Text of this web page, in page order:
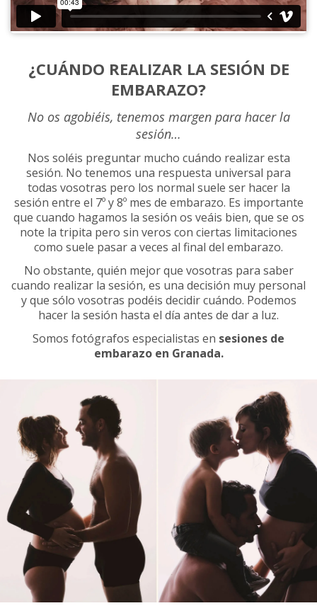
¿CUÁNDO REALIZAR LA SESIÓN DE
EMBARAZO?
No os agobiéis, tenemos margen para hacer la
sesión…
Nos soléis preguntar mucho cuándo realizar esta
sesión. No tenemos una respuesta universal para
todas vosotras pero los normal suele ser hacer la
sesión entre el 7º y 8º mes de embarazo. Es importante
que cuando hagamos la sesión os veáis bien, que se os
note la tripita pero sin veros con ciertas limitaciones
como suele pasar a veces al final del embarazo.
No obstante, quién mejor que vosotras para saber
cuando realizar la sesión, es una decisión muy personal
y que sólo vosotras podéis decidir cuándo. Podemos
hacer la sesión hasta el día antes de dar a luz.
Somos fotógrafos especialistas en sesiones de
embarazo en Granada.